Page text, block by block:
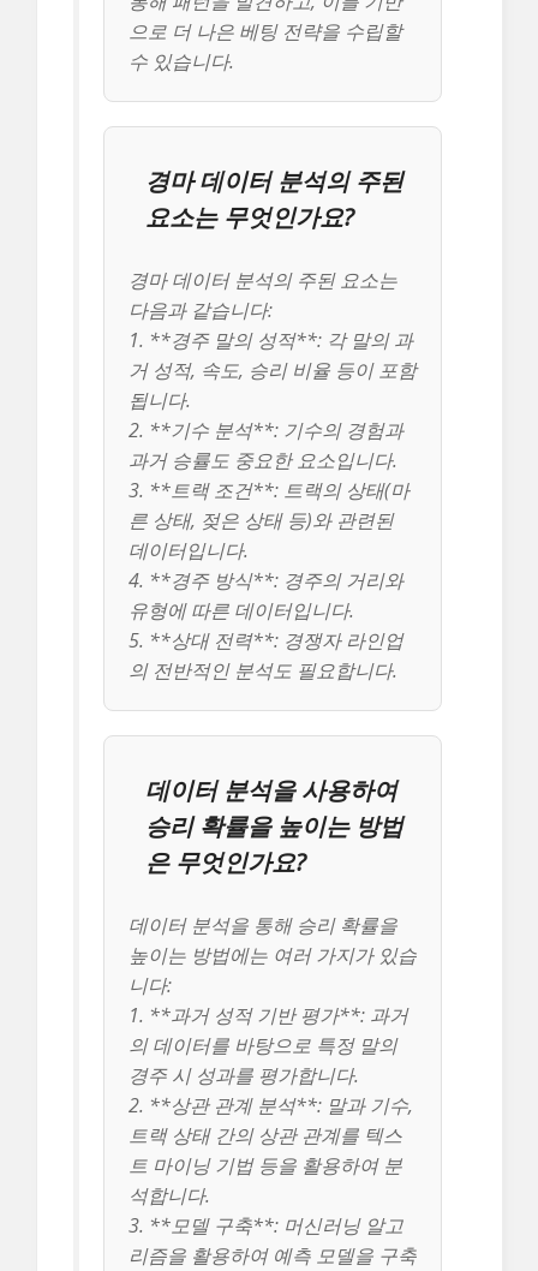
으로 더 나은 베팅 전략을 수립할
수 있습니다.
경마 데이터 분석의 주된
요소는 무엇인가요?
경마 데이터 분석의 주된 요소는
다음과 같습니다:
1. **경주 말의 성적**: 각 말의 과
거 성적, 속도, 승리 비율 등이 포함
됩니다.
2. **기수 분석**: 기수의 경험과
과거 승률도 중요한 요소입니다.
3. **트랙 조건**: 트랙의 상태(마
른 상태, 젖은 상태 등)와 관련된
데이터입니다.
4. **경주 방식**: 경주의 거리와
유형에 따른 데이터입니다.
5. **상대 전력**: 경쟁자 라인업
의 전반적인 분석도 필요합니다.
데이터 분석을 사용하여
승리 확률을 높이는 방법
은 무엇인가요?
데이터 분석을 통해 승리 확률을
높이는 방법에는 여러 가지가 있습
니다:
1. **과거 성적 기반 평가**: 과거
의 데이터를 바탕으로 특정 말의
경주 시 성과를 평가합니다.
2. **상관 관계 분석**: 말과 기수,
트랙 상태 간의 상관 관계를 텍스
트 마이닝 기법 등을 활용하여 분
석합니다.
3. **모델 구축**: 머신러닝 알고
리즘을 활용하여 예측 모델을 구축